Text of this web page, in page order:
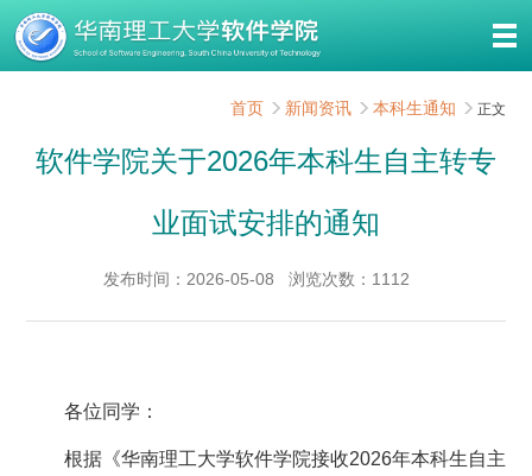
首页 新闻资讯 本科生通知 正文
软件学院关于2026年本科生自主转专
业面试安排的通知
发布时间：2026-05-08 浏览次数： 1112
各位同学：
根据《华南理工大学软件学院接收2026年本科生自主